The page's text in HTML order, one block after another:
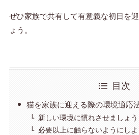
ぜひ家族で共有して有意義な初日を
ょう。
目次
猫を家族に迎える際の環境適応
新しい環境に慣れさせましょう
必要以上に触らないようにしよ